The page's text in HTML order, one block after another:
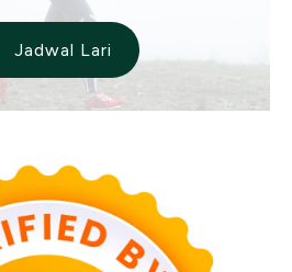
Jadwal Lari